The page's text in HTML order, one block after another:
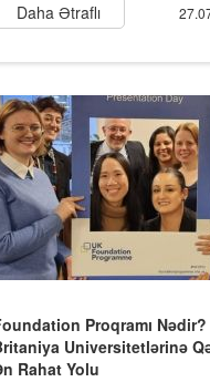
Daha Ətraflı
Proqramı
Universitetlərinə
Rahat Yolu